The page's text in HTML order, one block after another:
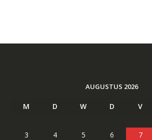
AUGUSTUS 2026
M D W D V
3
4 5 6 7